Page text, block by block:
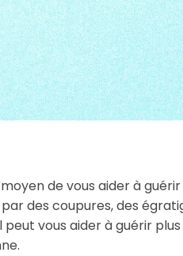
de vous aider à
des coupures, des
vous aider à guérir